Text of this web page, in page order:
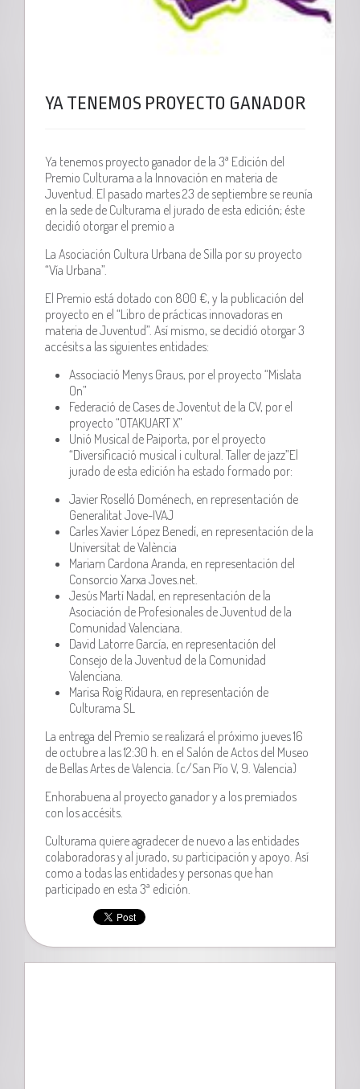
YA TENEMOS PROYECTO GANADOR
Ya tenemos proyecto ganador de la 3ª Edición del
Premio Culturama a la Innovación en materia de
Juventud. El pasado martes 23 de septiembre se reunía
en la sede de Culturama el jurado de esta edición; éste
decidió otorgar el premio a
La Asociación Cultura Urbana de Silla por su proyecto
“Vía Urbana”.
El Premio está dotado con 800 €, y la publicación del
proyecto en el “Libro de prácticas innovadoras en
materia de Juventud”. Así mismo, se decidió otorgar 3
accésits a las siguientes entidades:
Associació Menys Graus, por el proyecto “Mislata
On”
Federació de Cases de Joventut de la CV, por el
proyecto “OTAKUART X”
Unió Musical de Paiporta, por el proyecto
“Diversificació musical i cultural. Taller de jazz”El
jurado de esta edición ha estado formado por:
Javier Roselló Doménech, en representación de
Generalitat Jove-IVAJ
Carles Xavier López Benedí, en representación de la
Universitat de València
Mariam Cardona Aranda, en representación del
Consorcio Xarxa Joves.net.
Jesús Martí Nadal, en representación de la
Asociación de Profesionales de Juventud de la
Comunidad Valenciana.
David Latorre García, en representación del
Consejo de la Juventud de la Comunidad
Valenciana.
Marisa Roig Ridaura, en representación de
Culturama SL
La entrega del Premio se realizará el próximo jueves 16
de octubre a las 12:30 h. en el Salón de Actos del Museo
de Bellas Artes de Valencia. (c/San Pío V, 9. Valencia)
Enhorabuena al proyecto ganador y a los premiados
con los accésits.
Culturama quiere agradecer de nuevo a las entidades
colaboradoras y al jurado, su participación y apoyo. Así
como a todas las entidades y personas que han
participado en esta 3ª edición.